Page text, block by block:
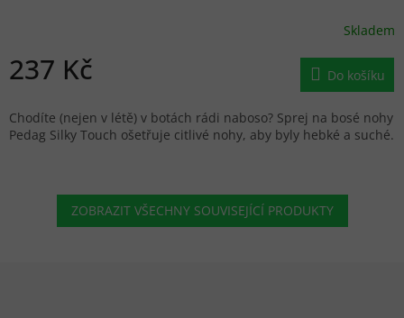
Skladem
237 Kč Do košíku
Chodíte (nejen v létě) v botách rádi naboso? Sprej na bosé nohy
Pedag Silky Touch ošetřuje citlivé nohy, aby byly hebké a suché.
ZOBRAZIT VŠECHNY SOUVISEJÍCÍ PRODUKTY